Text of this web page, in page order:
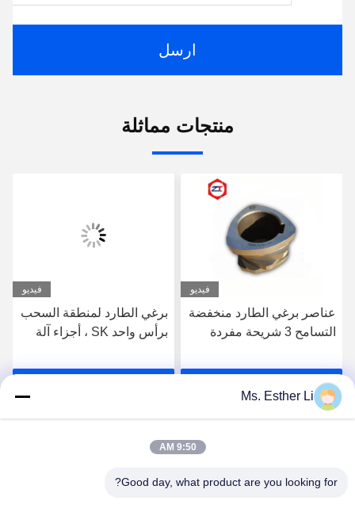
ارسل
منتجات مماثلة
فيديو
عناصر برغي الطارد منخفضة
التسامح 3 شريحة مفردة
احصل على افضل سعر
فيديو
برغي الطارد لمنطقة السحب
برأس واحد SK ، أجزاء آلة
المسمار OD لسلسلة الطارد
Ms. Esther Li
9:50 AM
Good day, what product are you looking for?